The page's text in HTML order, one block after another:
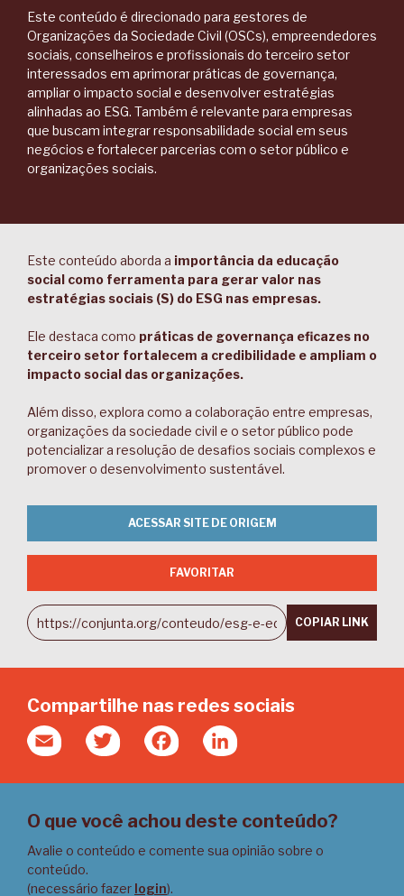
Este conteúdo é direcionado para gestores de
Organizações da Sociedade Civil (OSCs), empreendedores
sociais, conselheiros e profissionais do terceiro setor
interessados em aprimorar práticas de governança,
ampliar o impacto social e desenvolver estratégias
alinhadas ao ESG. Também é relevante para empresas
que buscam integrar responsabilidade social em seus
negócios e fortalecer parcerias com o setor público e
organizações sociais.
Este conteúdo aborda a importância da educação
social como ferramenta para gerar valor nas
estratégias sociais (S) do ESG nas empresas.
Ele destaca como práticas de governança eficazes no
terceiro setor fortalecem a credibilidade e ampliam o
impacto social das organizações.
Além disso, explora como a colaboração entre empresas,
organizações da sociedade civil e o setor público pode
potencializar a resolução de desafios sociais complexos e
promover o desenvolvimento sustentável.
ACESSAR SITE DE ORIGEM
FAVORITAR
COPIAR LINK
Compartilhe nas redes sociais
Email Twitter FacebookLinkedIn
O que você achou deste conteúdo?
Avalie o conteúdo e comente sua opinião sobre o
conteúdo.
(necessário fazer login).